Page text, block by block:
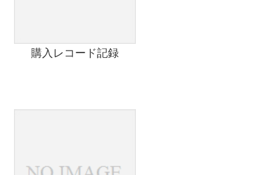
購入レコード記録